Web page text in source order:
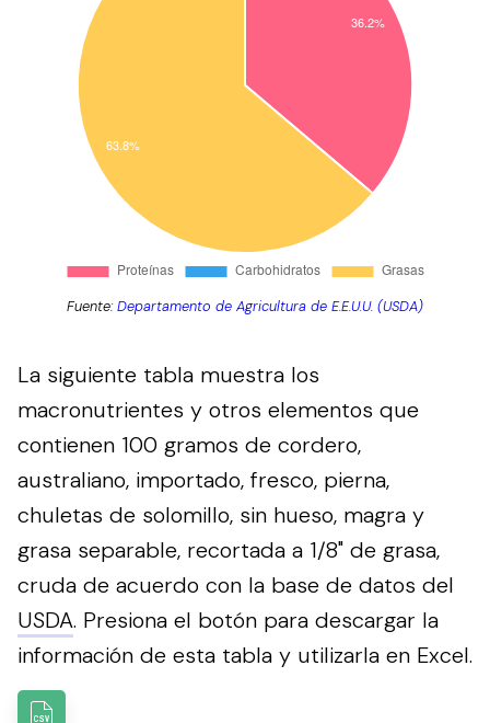
Fuente:Departamento de Agricultura de E.E.U.U. (USDA)
La siguiente tabla muestra los
macronutrientes y otros elementos que
contienen 100 gramos de cordero,
australiano, importado, fresco, pierna,
chuletas de solomillo, sin hueso, magra y
grasa separable, recortada a 1/8" de grasa,
cruda de acuerdo con la base de datos del
USDA. Presiona el botón para descargar la
información de esta tabla y utilizarla en Excel.